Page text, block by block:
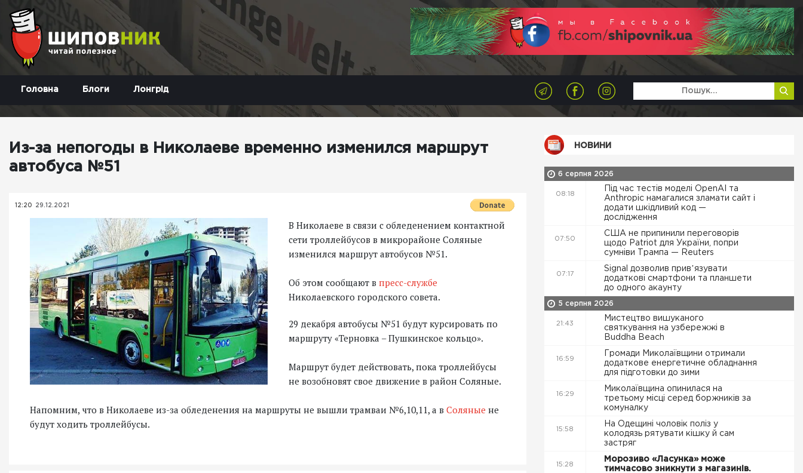
Головна Блоги Лонгрід
Из-за непогоды в Николаеве временно изменился маршрут
автобуса №51
12:20 29.12.2021
В Николаеве в связи с обледенением контактной
сети троллейбусов в микрорайоне Соляные
изменился маршрут автобусов №51.
Об этом сообщают в пресс-службе
Николаевского городского совета.
29 декабря автобусы №51 будут курсировать по
маршруту «Терновка – Пушкинское кольцо».
Маршрут будет действовать, пока троллейбусы
не возобновят свое движение в район Соляные.
Напомним, что в Николаеве из-за обледенения на маршруты не вышли трамваи №6,10,11, а в Соляные не
будут ходить троллейбусы.
НОВИНИ
6 серпня 2026
08:18
Під час тестів моделі OpenAI та
Anthropic намагалися зламати сайт і
додати шкідливий код —
дослідження
07:50
США не припинили переговорів
щодо Patriot для України, попри
сумніви Трампа — Reuters
07:17
Signal дозволив привʼязувати
додаткові смартфони та планшети
до одного акаунту
5 серпня 2026
21:43
Мистецтво вишуканого
святкування на узбережжі в
Buddha Beach
16:59
Громади Миколаївщини отримали
додаткове енергетичне обладнання
для підготовки до зими
16:29
Миколаївщина опинилася на
третьому місці серед боржників за
комуналку
15:58
На Одещині чоловік поліз у
колодязь рятувати кішку й сам
застряг
15:28
Морозиво «Ласунка» може
тимчасово зникнути з магазинів.